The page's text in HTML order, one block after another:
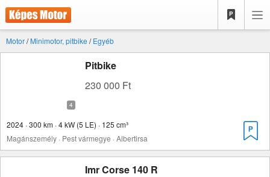
Motor/Minimotor, pitbike /Egyéb
Pitbike
230 000 Ft
2024 · 300 km · 4 kW (5 LE) · 125 cm³
Magánszemély · Pest vármegye · Albertirsa
Imr Corse 140 R